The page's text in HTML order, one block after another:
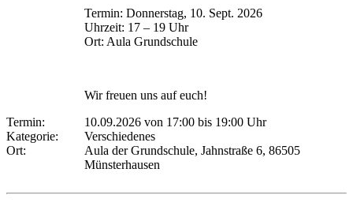
Termin: Donnerstag, 10. Sept. 2026
Uhrzeit: 17 – 19 Uhr
Ort: Aula Grundschule
Wir freuen uns auf euch!
Termin:
10.09.2026 von 17:00 bis 19:00 Uhr
Kategorie:
Verschiedenes
Ort:
Aula der Grundschule, Jahnstraße 6, 86505
Münsterhausen